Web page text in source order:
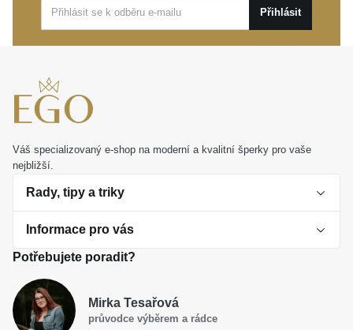
vašeho denního outfitu, ale poslouží i jako krásný dar
pro ženu, na které vám záleží. Věnujte šperk, který
bude navždy připomínat ty nejcennější emoce.
Přihlásit
Váš specializovaný e-shop na moderní a kvalitní šperky pro vaše
nejbližší.
Rady, tipy a triky
O perlách
Jak vybrat perlový šperk
Dárková inspirace
Informace pro vás
Obchodní podmínky
Potřebujete poradit?
Mirka Tesařová
průvodce výběrem a rádce